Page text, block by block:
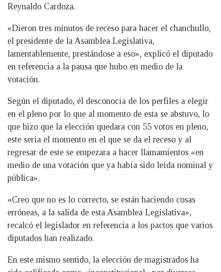
Reynaldo Cardoza.
«Dieron tres minutos de receso para hacer el chanchullo,
el presidente de la Asamblea Legislativa,
lamentablemente, prestándose a eso», explicó el diputado
en referencia a la pausa que hubo en medio de la
votación.
Según el diputado, él desconocía de los perfiles a elegir
en el pleno por lo que al momento de esta se abstuvo, lo
que hizo que la elección quedara con 55 votos en pleno,
este sería el momento en el que se da el receso y al
regresar de este se empezara a hacer llamamientos «en
medio de una votación que ya había sido leída nominal y
pública».
«Creo que no es lo correcto, se están haciendo cosas
erróneas, a la salida de esta Asamblea Legislativa»,
recalcó el legislador en referencia a los pactos que varios
diputados han realizado.
En este mismo sentido, la elección de magistrados ha